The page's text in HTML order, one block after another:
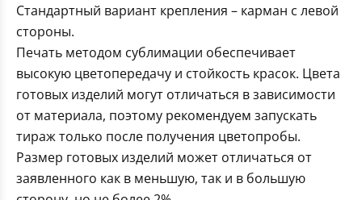
Стандартный вариант крепления – карман с левой
стороны.
Печать методом сублимации обеспечивает
высокую цветопередачу и стойкость красок. Цвета
готовых изделий могут отличаться в зависимости
от материала, поэтому рекомендуем запускать
тираж только после получения цветопробы.
Размер готовых изделий может отличаться от
заявленного как в меньшую, так и в большую